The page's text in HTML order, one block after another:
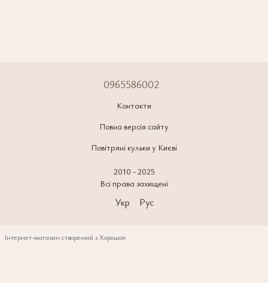
0965586002
Контакти
Повна версія сайту
Повітряні кульки у Києві
2010 - 2025
Всі права захищені
Укр Рус
Інтернет-магазин створений з Хорошоп